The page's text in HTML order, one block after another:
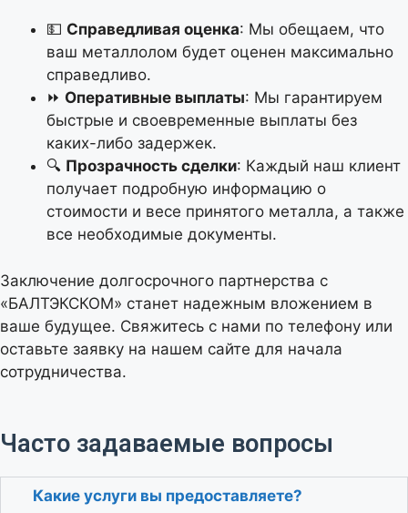
💵 Справедливая оценка: Мы обещаем, что
ваш металлолом будет оценен максимально
справедливо.
⏩ Оперативные выплаты: Мы гарантируем
быстрые и своевременные выплаты без
каких-либо задержек.
🔍 Прозрачность сделки: Каждый наш клиент
получает подробную информацию о
стоимости и весе принятого металла, а также
все необходимые документы.
Заключение долгосрочного партнерства с
«БАЛТЭКСКОМ» станет надежным вложением в
ваше будущее. Свяжитесь с нами по телефону или
оставьте заявку на нашем сайте для начала
сотрудничества.
Часто задаваемые вопросы
Какие услуги вы предоставляете?
Тип оплаты
Объем лома (в килограммах)
1000кг
% засора